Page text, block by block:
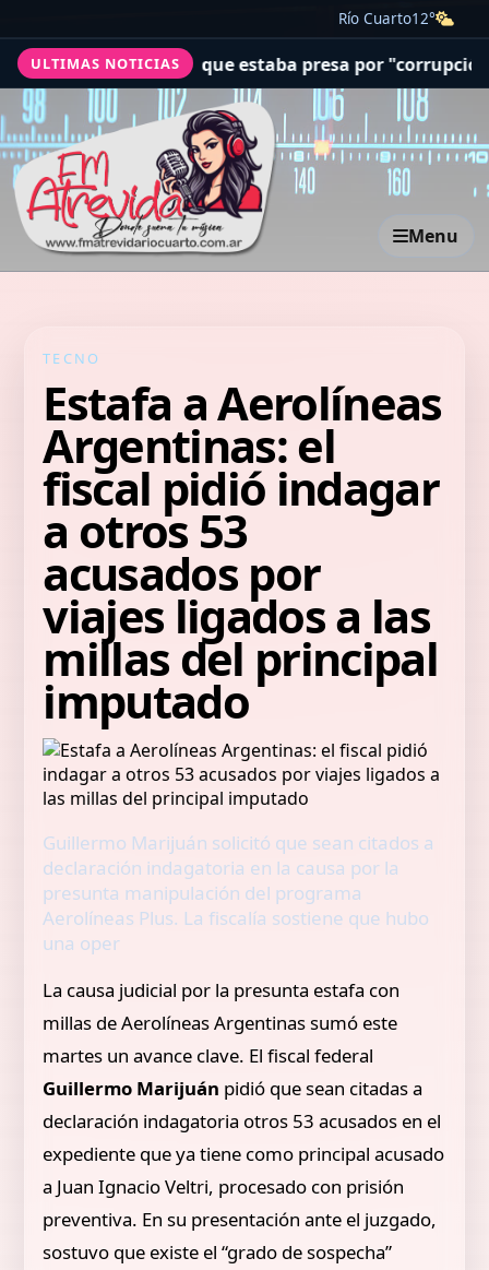
Río Cuarto12°
ULTIMAS NOTICIAS
jueza que estaba presa por "corrupción espiritual"
Menu
TECNO
Estafa a Aerolíneas
Argentinas: el
fiscal pidió indagar
a otros 53
acusados por
viajes ligados a las
millas del principal
imputado
Guillermo Marijuán solicitó que sean citados a
declaración indagatoria en la causa por la
presunta manipulación del programa
Aerolíneas Plus. La fiscalía sostiene que hubo
una oper
La causa judicial por la presunta estafa con
millas de Aerolíneas Argentinas sumó este
martes un avance clave. El fiscal federal
Guillermo Marijuán pidió que sean citadas a
declaración indagatoria otros 53 acusados en el
expediente que ya tiene como principal acusado
a Juan Ignacio Veltri, procesado con prisión
preventiva. En su presentación ante el juzgado,
sostuvo que existe el “grado de sospecha”